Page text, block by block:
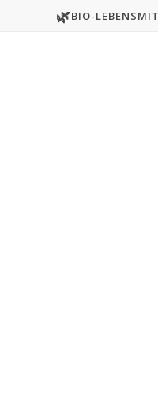
🌿BIO-